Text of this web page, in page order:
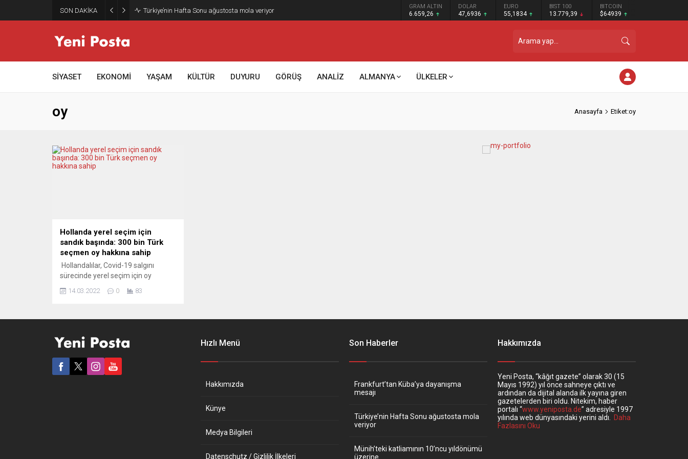
SON DAKİKA Türkiye’nin Hafta Sonu ağustosta mola veriyor GRAM ALTIN
6.659,26
DOLAR
47,6936
EURO
55,1834
BIST 100
13.779,39
BITCOIN
$64939
SİYASET EKONOMİ YAŞAM KÜLTÜR DUYURU GÖRÜŞ ANALİZ ALMANYA ÜLKELER
oy Anasayfa Etiket:oy
Hollanda yerel seçim için
sandık başında: 300 bin Türk
seçmen oy hakkına sahip
Hollandalılar, Covid-19 salgını
sürecinde yerel seçim için oy
kullanıyor. Seçimlere yerel
yönetimlerde görev almak üzere
azaltmak için 3 gün sürecek yerel
seçimde oy verme işlemi yerel
saatle 07.30’da başladı. Yerel
yönetimlerin yeni üyelerini
14.03.2022 0 83
Hızlı Menü
Hakkımızda
Künye
Medya Bilgileri
Datenschutz / Gizlilik İlkeleri
Son Haberler
Frankfurt’tan Küba’ya dayanışma
mesajı
Türkiye’nin Hafta Sonu ağustosta mola
veriyor
Münih’teki katliamının 10’ncu yıldönümü
üzerine
Hakkımızda
Yeni Posta, “kâğıt gazete” olarak 30 (15
Mayıs 1992) yıl önce sahneye çıktı ve
ardından da dijital alanda ilk yayına giren
gazetelerden biri oldu. Nitekim, haber
portalı “www.yeniposta.de” adresiyle 1997
yılında web dünyasındaki yerini aldı. Daha
Fazlasını Oku